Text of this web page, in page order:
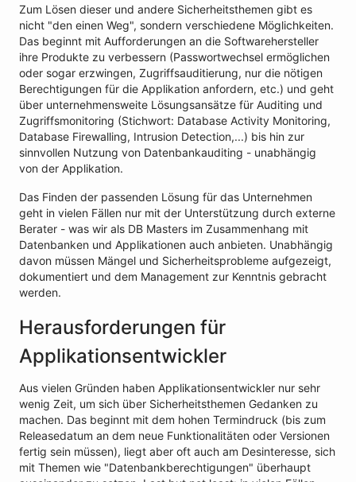
Zum Lösen dieser und andere Sicherheitsthemen gibt es
nicht "den einen Weg", sondern verschiedene Möglichkeiten.
Das beginnt mit Aufforderungen an die Softwarehersteller
ihre Produkte zu verbessern (Passwortwechsel ermöglichen
oder sogar erzwingen, Zugriffsauditierung, nur die nötigen
Berechtigungen für die Applikation anfordern, etc.) und geht
über unternehmensweite Lösungsansätze für Auditing und
Zugriffsmonitoring (Stichwort: Database Activity Monitoring,
Database Firewalling, Intrusion Detection,...) bis hin zur
sinnvollen Nutzung von Datenbankauditing - unabhängig
von der Applikation.
Das Finden der passenden Lösung für das Unternehmen
geht in vielen Fällen nur mit der Unterstützung durch externe
Berater - was wir als DB Masters im Zusammenhang mit
Datenbanken und Applikationen auch anbieten. Unabhängig
davon müssen Mängel und Sicherheitsprobleme aufgezeigt,
dokumentiert und dem Management zur Kenntnis gebracht
werden.
Herausforderungen für
Applikationsentwickler
Aus vielen Gründen haben Applikationsentwickler nur sehr
wenig Zeit, um sich über Sicherheitsthemen Gedanken zu
machen. Das beginnt mit dem hohen Termindruck (bis zum
Releasedatum an dem neue Funktionalitäten oder Versionen
fertig sein müssen), liegt aber oft auch am Desinteresse, sich
mit Themen wie "Datenbankberechtigungen" überhaupt